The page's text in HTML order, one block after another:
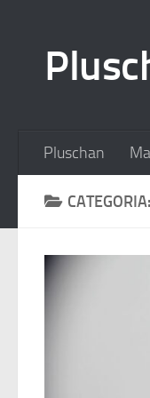
Pluschan
CATEGORIA: